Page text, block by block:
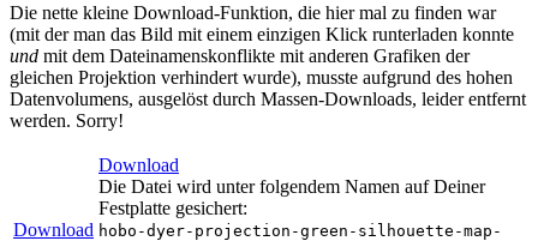
Die nette kleine Download-Funktion, die hier mal zu finden war
(mit der man das Bild mit einem einzigen Klick runterladen konnte
und mit dem Dateinamenskonflikte mit anderen Grafiken der
gleichen Projektion verhindert wurde), musste aufgrund des hohen
Datenvolumens, ausgelöst durch Massen-Downloads, leider entfernt
werden. Sorry!
Download
Download
Die Datei wird unter folgendem Namen auf Deiner
Festplatte gesichert:
hobo-dyer-projection-green-silhouette-map-